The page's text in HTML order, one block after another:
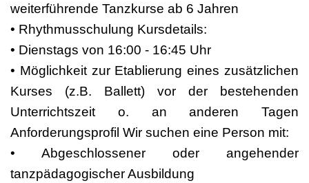
weiterführende Tanzkurse ab 6 Jahren
•⁠ ⁠Rhythmusschulung Kursdetails:
•⁠ ⁠Dienstags von 16:00 - 16:45 Uhr
•⁠ ⁠Möglichkeit zur Etablierung eines zusätzlichen
Kurses (z.B. Ballett) vor der bestehenden
Unterrichtszeit o. an anderen Tagen
Anforderungsprofil Wir suchen eine Person mit:
•⁠ ⁠Abgeschlossener oder angehender
tanzpädagogischer Ausbildung